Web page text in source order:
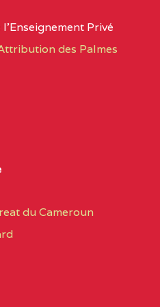
Privé
des Palmes
du Cameroun